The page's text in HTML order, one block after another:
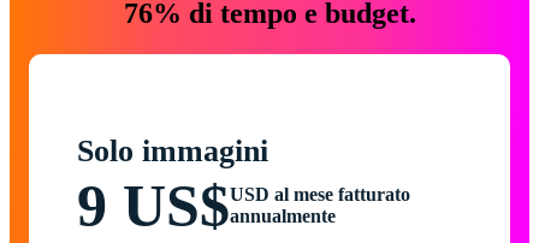
76% di tempo e budget.
Solo immagini
9 US$USD al mese fatturato
annualmente